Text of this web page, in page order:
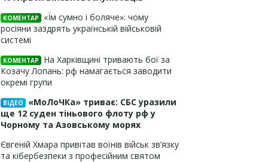
КОМЕНТАР
«Їм сумно і боляче»: чому
росіяни заздрять українській військовій
системі
КОМЕНТАР
На Харківщині тривають бої за
Козачу Лопань: рф намагається заводити
окремі групи
ВІДЕО
«МоЛоЧКа» триває: СБС уразили
ще 12 суден тіньового флоту рф у
Чорному та Азовському морях
Євгеній Хмара привітав воїнів військ зв’язку
та кібербезпеки з професійним святом